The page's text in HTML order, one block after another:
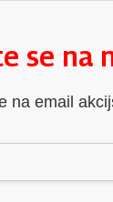
se na
na email